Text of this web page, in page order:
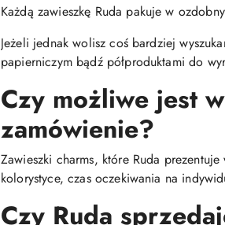
Każdą zawieszkę Ruda pakuje w
Jeżeli jednak wolisz coś bardziej
papierniczym bądź półproduktami do
Czy możliwe jest
zamówienie?
Zawieszki charms, które Ruda
kolorystyce, czas oczekiwania na
Czy Ruda